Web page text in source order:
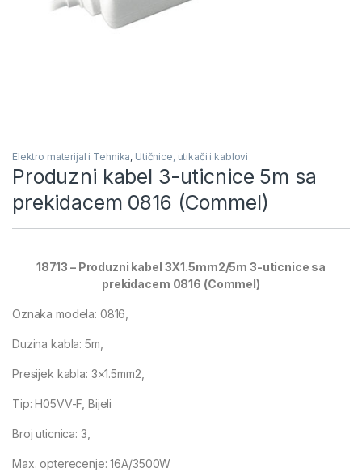
Elektro materijal i Tehnika, Utičnice, utikači i kablovi
Produzni kabel 3-uticnice 5m sa
prekidacem 0816 (Commel)
18713 – Produzni kabel 3X1.5mm2/5m 3-uticnice sa
prekidacem 0816 (Commel)
Oznaka modela: 0816,
Duzina kabla: 5m,
Presijek kabla: 3×1.5mm2,
Tip: H05VV-F, Bijeli
Broj uticnica: 3,
Max. opterecenje: 16A/3500W